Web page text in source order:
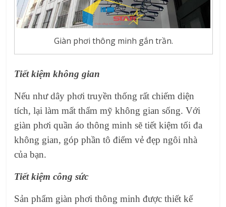
Giàn phơi thông minh gắn trần.
Tiết kiệm không gian
Nếu như dây phơi truyền thống rất chiếm diện
tích, lại làm mất thẩm mỹ không gian sống. Với
giàn phơi quần áo thông minh sẽ tiết kiệm tối đa
không gian, góp phần tô điểm vẻ đẹp ngôi nhà
của bạn.
Tiết kiệm công sức
Sản phẩm giàn phơi thông minh được thiết kế